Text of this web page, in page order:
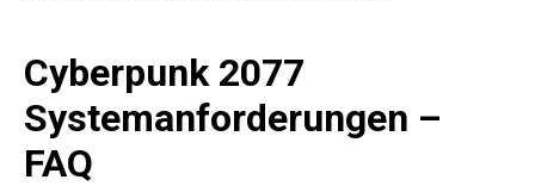
Cyberpunk 2077
Systemanforderungen –
FAQ